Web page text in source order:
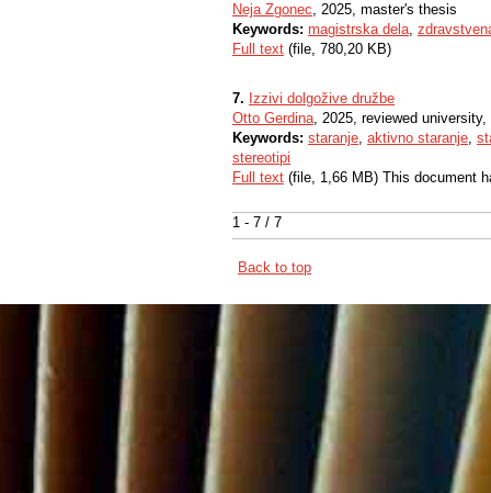
1 - 7 / 7
Neja Zgonec, 2025, master's thesis
Keywords: magistrska dela,
Full text (file, 780,20 KB)
7. Izzivi dolgožive družbe
Otto Gerdina, 2025, reviewed
Keywords: staranje, aktivno staranje,
stereotipi
Full text (file, 1,66 MB) This document
Back to top